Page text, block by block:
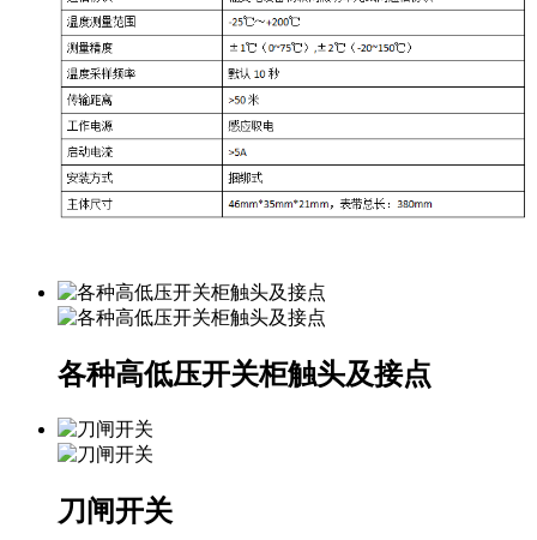
各种高低压开关柜触头及接点
刀闸开关